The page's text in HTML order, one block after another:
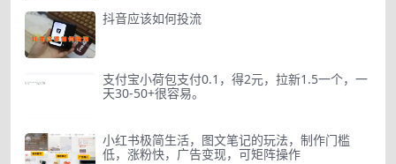
抖音应该如何投流
支付宝小荷包支付0.1，得2元，拉新1.5一个，一
天30-50+很容易。
小红书极简生活，图文笔记的玩法，制作门槛
低，涨粉快，广告变现，可矩阵操作